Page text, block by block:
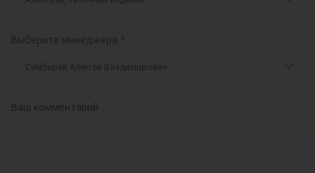
Выберите менеджера
Ваш комментарий